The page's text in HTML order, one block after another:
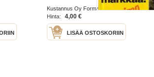
Kustannus Oy Forma 1993
Hinta:
4,00 €
LISÄÄ OSTOSKORIIN